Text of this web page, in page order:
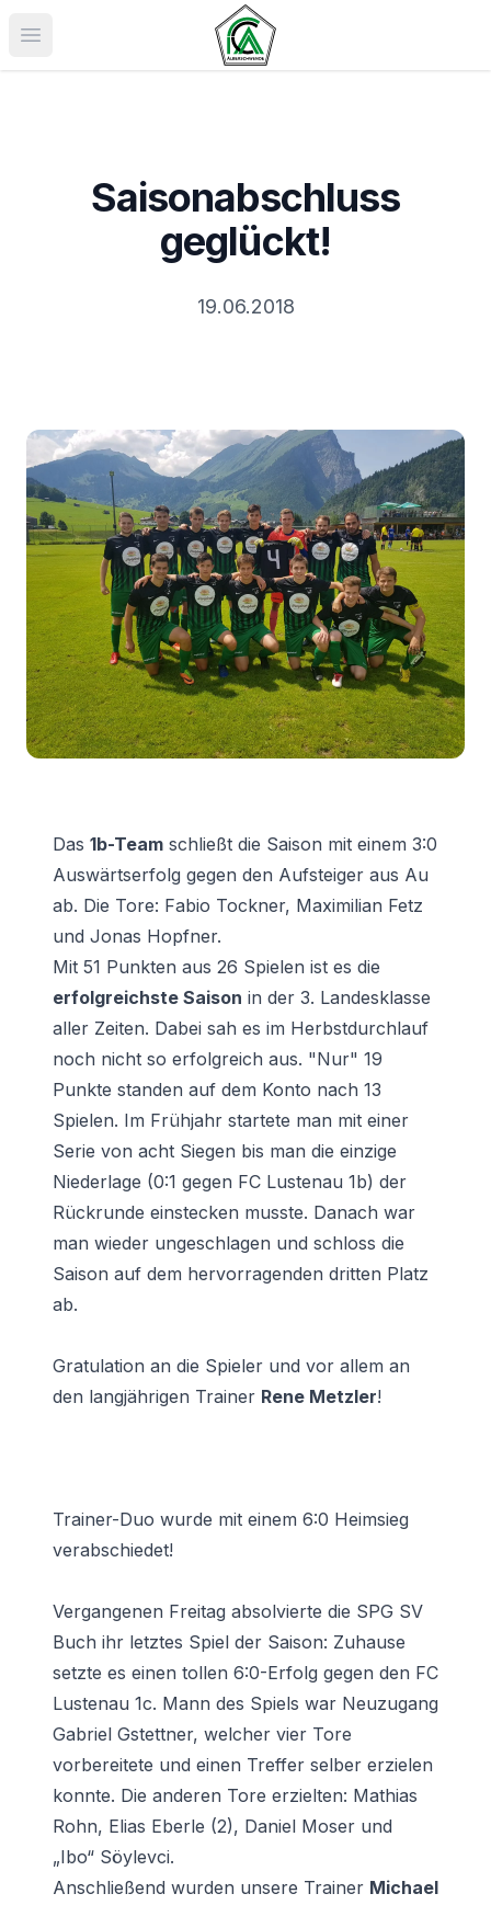
Menü öffnen
Saisonabschluss
geglückt!
19.06.2018
Das 1b-Team schließt die Saison mit einem 3:0
Auswärtserfolg gegen den Aufsteiger aus Au
ab. Die Tore: Fabio Tockner, Maximilian Fetz
und Jonas Hopfner.
Mit 51 Punkten aus 26 Spielen ist es die
erfolgreichste Saison in der 3. Landesklasse
aller Zeiten. Dabei sah es im Herbstdurchlauf
noch nicht so erfolgreich aus. "Nur" 19
Punkte standen auf dem Konto nach 13
Spielen. Im Frühjahr startete man mit einer
Serie von acht Siegen bis man die einzige
Niederlage (0:1 gegen FC Lustenau 1b) der
Rückrunde einstecken musste. Danach war
man wieder ungeschlagen und schloss die
Saison auf dem hervorragenden dritten Platz
ab.
Gratulation an die Spieler und vor allem an
den langjährigen Trainer Rene Metzler!
Trainer-Duo wurde mit einem 6:0 Heimsieg
verabschiedet!
Vergangenen Freitag absolvierte die SPG SV
Buch ihr letztes Spiel der Saison: Zuhause
setzte es einen tollen 6:0-Erfolg gegen den FC
Lustenau 1c. Mann des Spiels war Neuzugang
Gabriel Gstettner, welcher vier Tore
vorbereitete und einen Treffer selber erzielen
konnte. Die anderen Tore erzielten: Mathias
Rohn, Elias Eberle (2), Daniel Moser und
„Ibo“ Söylevci.
Anschließend wurden unsere Trainer Michael